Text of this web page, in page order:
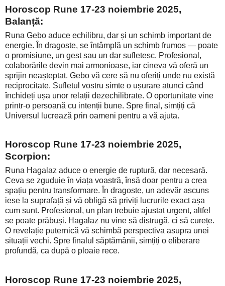
Horoscop Rune 17-23 noiembrie 2025,
Balanță:
Runa Gebo aduce echilibru, dar și un schimb important de
energie. În dragoste, se întâmplă un schimb frumos — poate
o promisiune, un gest sau un dar sufletesc. Profesional,
colaborările devin mai armonioase, iar cineva vă oferă un
sprijin neașteptat. Gebo vă cere să nu oferiți unde nu există
reciprocitate. Sufletul vostru simte o ușurare atunci când
închideți ușa unor relații dezechilibrate. O oportunitate vine
printr-o persoană cu intenții bune. Spre final, simțiți că
Universul lucrează prin oameni pentru a vă ajuta.
Horoscop Rune 17-23 noiembrie 2025,
Scorpion:
Runa Hagalaz aduce o energie de ruptură, dar necesară.
Ceva se zguduie în viața voastră, însă doar pentru a crea
spațiu pentru transformare. În dragoste, un adevăr ascuns
iese la suprafață și vă obligă să priviți lucrurile exact așa
cum sunt. Profesional, un plan trebuie ajustat urgent, altfel
se poate prăbuși. Hagalaz nu vine să distrugă, ci să curețe.
O revelație puternică vă schimbă perspectiva asupra unei
situații vechi. Spre finalul săptămânii, simțiți o eliberare
profundă, ca după o ploaie rece.
Horoscop Rune 17-23 noiembrie 2025,